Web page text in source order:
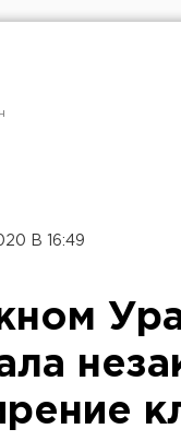
В 16:49